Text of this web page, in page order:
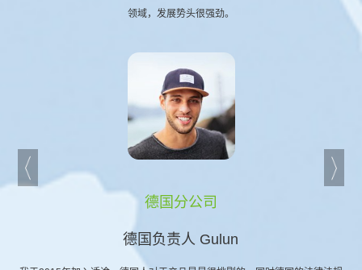
领域，发展势头很强劲。
德国分公司
德国负责人 Gulun